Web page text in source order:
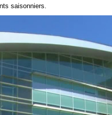
saisonniers.